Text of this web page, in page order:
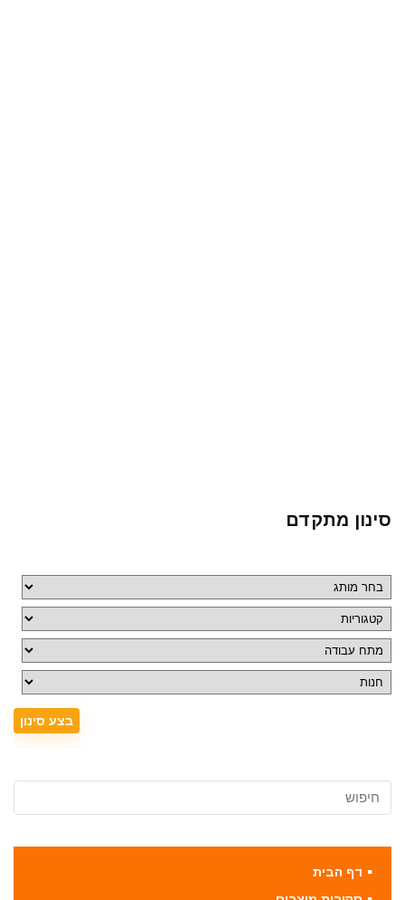
סינון מתקדם
דף הבית